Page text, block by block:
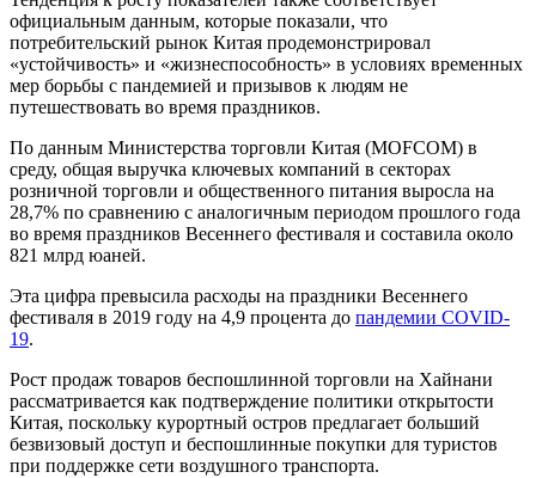
официальным данным, которые показали, что
потребительский рынок Китая продемонстрировал
«устойчивость» и «жизнеспособность» в условиях временных
мер борьбы с пандемией и призывов к людям не
путешествовать во время праздников.
По данным Министерства торговли Китая (MOFCOM) в
среду, общая выручка ключевых компаний в секторах
розничной торговли и общественного питания выросла на
28,7% по сравнению с аналогичным периодом прошлого года
во время праздников Весеннего фестиваля и составила около
821 млрд юаней.
Эта цифра превысила расходы на праздники Весеннего
фестиваля в 2019 году на 4,9 процента до пандемии COVID-
19.
Рост продаж товаров беспошлинной торговли на Хайнани
рассматривается как подтверждение политики открытости
Китая, поскольку курортный остров предлагает больший
безвизовый доступ и беспошлинные покупки для туристов
при поддержке сети воздушного транспорта.